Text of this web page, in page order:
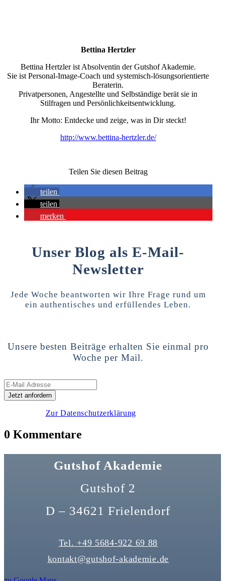
Bettina Hertzler
Bettina Hertzler ist Absolventin der Gutshof Akademie.
Sie ist Personal-Image-Coach und systemisch-lösungsorientierte
Beraterin.
Privatpersonen, Angestellte und Selbständige berät sie in
Stilfragen und Persönlichkeitsentwicklung.
Ihr Motto: Entdecke und zeige, was in Dir steckt!
http://www.bettina-hertzler.de/
Teilen Sie diesen Beitrag
teilen
teilen
merken
Unser Blog als E-Mail-
Newsletter
Jede Woche beantworten wir Ihre Frage rund um
ein authentisches und erfüllendes Leben.
Unsere besten Beiträge erhalten Sie einmal pro
Woche per Mail.
Zur Datenschutzerklärung
0 Kommentare
Gutshof Akademie
Gutshof 2
D – 34621 Frielendorf
Tel. +49 5684-922 69 88
kontakt@gutshof-akademie.de